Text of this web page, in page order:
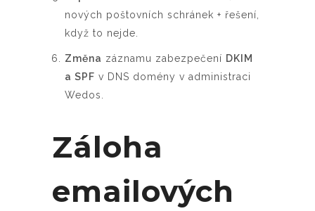
nových poštovních schránek + řešení,
když to nejde.
Změna záznamu zabezpečení DKIM
a SPF v DNS domény v administraci
Wedos.
Záloha
emailových